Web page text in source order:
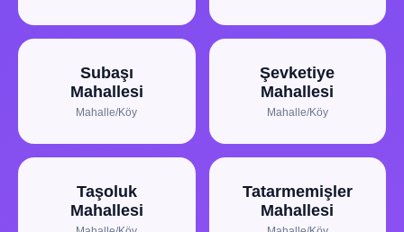
Subaşı
Mahallesi
Mahalle/Köy
Şevketiye
Mahallesi
Mahalle/Köy
Taşoluk
Mahallesi
Tatarmemişler
Mahallesi